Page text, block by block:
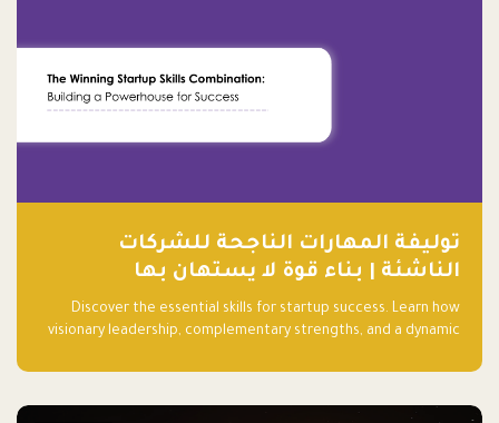
توليفة المهارات الناجحة للشركات
الناشئة | بناء قوة لا يستهان بها
Discover the essential skills for startup success. Learn how
visionary leadership, complementary strengths, and a dynamic
elevate your startup! Follow us @FalakHub